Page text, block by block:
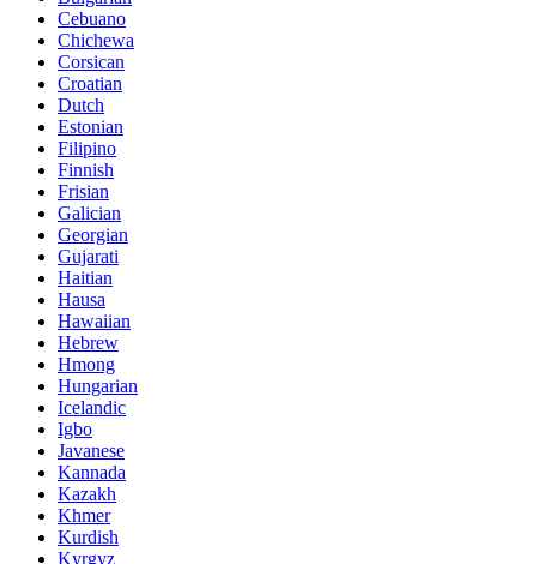
Cebuano
Chichewa
Corsican
Croatian
Dutch
Estonian
Filipino
Finnish
Frisian
Galician
Georgian
Gujarati
Haitian
Hausa
Hawaiian
Hebrew
Hmong
Hungarian
Icelandic
Igbo
Javanese
Kannada
Kazakh
Khmer
Kurdish
Kyrgyz